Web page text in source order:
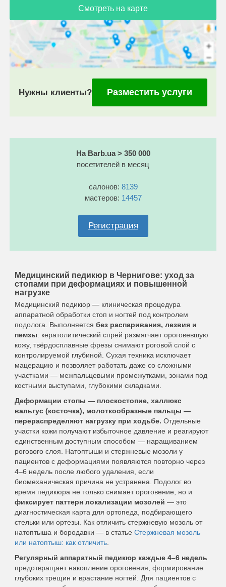
Смотреть на карте
Нужны клиенты? Разместить услуги
На Barb.ua > 350 000
посетителей в месяц
салонов: 8139
мастеров: 14457
Регистрация
Медицинский педикюр в Чернигове: уход за
стопами при деформациях и повышенной
нагрузке
Медицинский педикюр — клиническая процедура
аппаратной обработки стоп и ногтей под контролем
подолога. Выполняется без распаривания, лезвия и
пемзы: кератолитический спрей размягчает ороговевшую
кожу, твёрдосплавные фрезы снимают роговой слой с
контролируемой глубиной. Сухая техника исключает
мацерацию и позволяет работать даже со сложными
участками — межпальцевыми промежутками, зонами под
костными выступами, глубокими складками.
Деформации стопы — плоскостопие, халлюкс
вальгус (косточка), молоткообразные пальцы —
перераспределяют нагрузку при ходьбе. Отдельные
участки кожи получают избыточное давление и реагируют
единственным доступным способом — наращиванием
рогового слоя. Натоптыши и стержневые мозоли у
пациентов с деформациями появляются повторно через
4–6 недель после любого удаления, если
биомеханическая причина не устранена. Подолог во
время педикюра не только снимает ороговение, но и
фиксирует паттерн локализации мозолей — это
диагностическая карта для ортопеда, подбирающего
стельки или ортезы. Как отличить стержневую мозоль от
натоптыша и бородавки — в статье Стержневая мозоль
или натоптыш: как отличить
Регулярный аппаратный педикюр каждые 4–6 недель
предотвращает накопление ороговения, формирование
глубоких трещин и врастание ногтей. Для пациентов с